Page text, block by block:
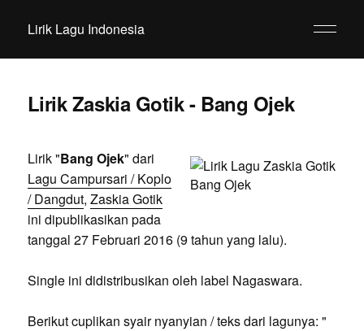
Lirik Lagu Indonesia
Lirik Zaskia Gotik - Bang Ojek
Lirik "Bang Ojek" dari
Lagu Campursari / Koplo
/ Dangdut, Zaskia Gotik
ini dipublikasikan pada
tanggal 27 Februari 2016 (9 tahun yang lalu).
Single ini didistribusikan oleh label Nagaswara.
Berikut cuplikan syair nyanyian / teks dari lagunya: "